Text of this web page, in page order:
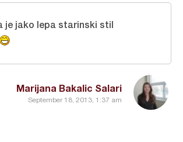
Marijana Bakalic Salari
September 18, 2013, 1:37 am
je jako lepa starinski stil